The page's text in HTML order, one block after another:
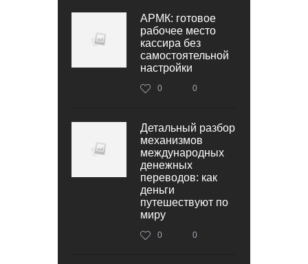
АРМК: готовое
рабочее место
кассира без
самостоятельной
настройки
0 0
Детальный разбор
механизмов
международных
денежных
переводов: как
деньги
путешествуют по
миру
0 0